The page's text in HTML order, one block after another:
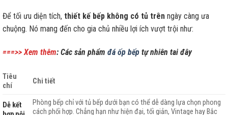
Để tối ưu diện tích, thiết kế bếp không có tủ trên ngày càng ưa
chuộng. Nó mang đến cho gia chủ nhiều lợi ích vượt trội như:
===>> Xem thêm: Các sản phẩm đá ốp bếp tự nhiên tai đây
Tiêu
chí
Chi tiết
Dễ kết
Phòng bếp chỉ với tủ bếp dưới bạn có thể dễ dàng lựa chọn phong
cách phối hợp. Chẳng hạn như hiện đại, tối giản, Vintage hay Bắc